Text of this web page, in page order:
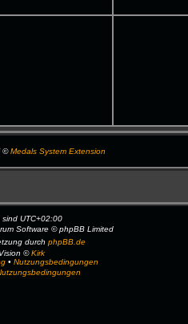
©Medals System Extension
sindUTC+02:00
Software © phpBB Limited
durchphpBB.de
©Kirk
•Nutzungsbedingungen